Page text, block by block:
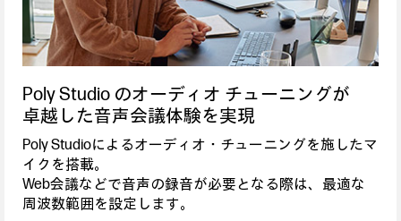
Poly Studio のオーディオ チューニングが
卓越した音声会議体験を実現
Poly Studioによるオーディオ・チューニングを施したマ
イクを搭載。
Web会議などで音声の録音が必要となる際は、最適な
周波数範囲を設定します。